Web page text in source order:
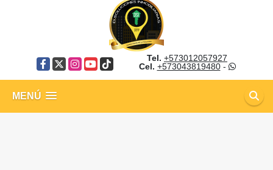
Facebook
X Instagram
YouTube
TikTok
Tel. +573012057927
Cel. +573043819480-
MENÚ